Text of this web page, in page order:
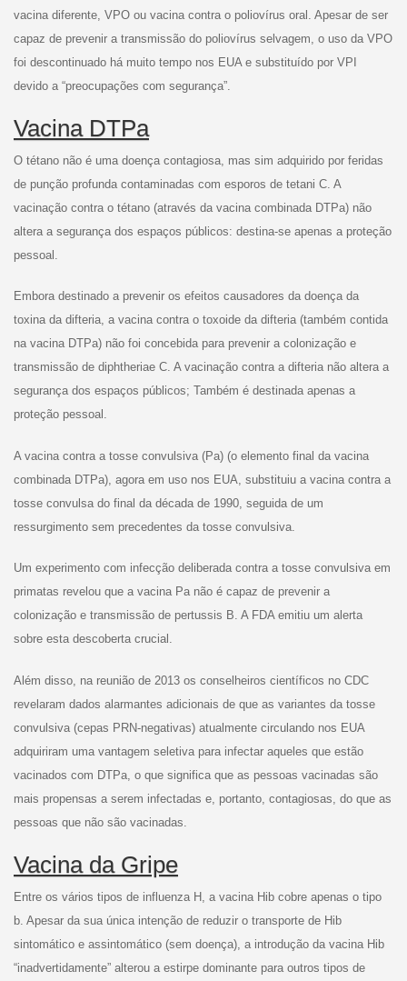
vacina diferente, VPO ou vacina contra o poliovírus oral. Apesar de ser
capaz de prevenir a transmissão do poliovírus selvagem, o uso da VPO
foi descontinuado há muito tempo nos EUA e substituído por VPI
devido a “preocupações com segurança”.
Vacina DTPa
O tétano não é uma doença contagiosa, mas sim adquirido por feridas
de punção profunda contaminadas com esporos de tetani C. A
vacinação contra o tétano (através da vacina combinada DTPa) não
altera a segurança dos espaços públicos: destina-se apenas a proteção
pessoal.
Embora destinado a prevenir os efeitos causadores da doença da
toxina da difteria, a vacina contra o toxoide da difteria (também contida
na vacina DTPa) não foi concebida para prevenir a colonização e
transmissão de diphtheriae C. A vacinação contra a difteria não altera a
segurança dos espaços públicos; Também é destinada apenas a
proteção pessoal.
A vacina contra a tosse convulsiva (Pa) (o elemento final da vacina
combinada DTPa), agora em uso nos EUA, substituiu a vacina contra a
tosse convulsa do final da década de 1990, seguida de um
ressurgimento sem precedentes da tosse convulsiva.
Um experimento com infecção deliberada contra a tosse convulsiva em
primatas revelou que a vacina Pa não é capaz de prevenir a
colonização e transmissão de pertussis B. A FDA emitiu um alerta
sobre esta descoberta crucial.
Além disso, na reunião de 2013 os conselheiros científicos no CDC
revelaram dados alarmantes adicionais de que as variantes da tosse
convulsiva (cepas PRN-negativas) atualmente circulando nos EUA
adquiriram uma vantagem seletiva para infectar aqueles que estão
vacinados com DTPa, o que significa que as pessoas vacinadas são
mais propensas a serem infectadas e, portanto, contagiosas, do que as
pessoas que não são vacinadas.
Vacina da Gripe
Entre os vários tipos de influenza H, a vacina Hib cobre apenas o tipo
b. Apesar da sua única intenção de reduzir o transporte de Hib
sintomático e assintomático (sem doença), a introdução da vacina Hib
“inadvertidamente” alterou a estirpe dominante para outros tipos de